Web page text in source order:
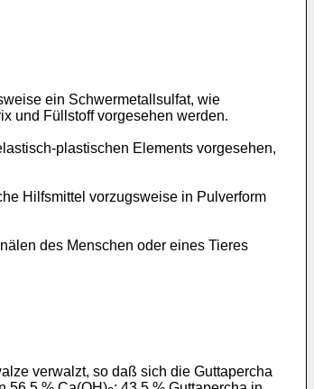
ein Schwermetallsulfat, wie
und Füllstoff vorgesehen werden.
plastischen Elements vorgesehen,
Hilfsmittel vorzugsweise in Pulverform
des Menschen oder eines Tieres
verwalzt, so daß sich die Guttapercha